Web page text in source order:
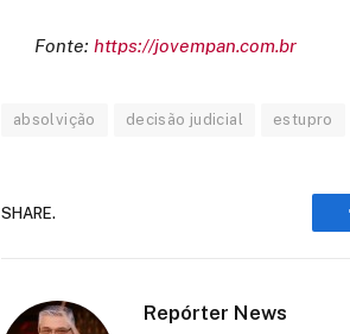
Fonte: https://jovempan.com.br
absolvição decisão judicial estupro
SHARE.
Repórter News